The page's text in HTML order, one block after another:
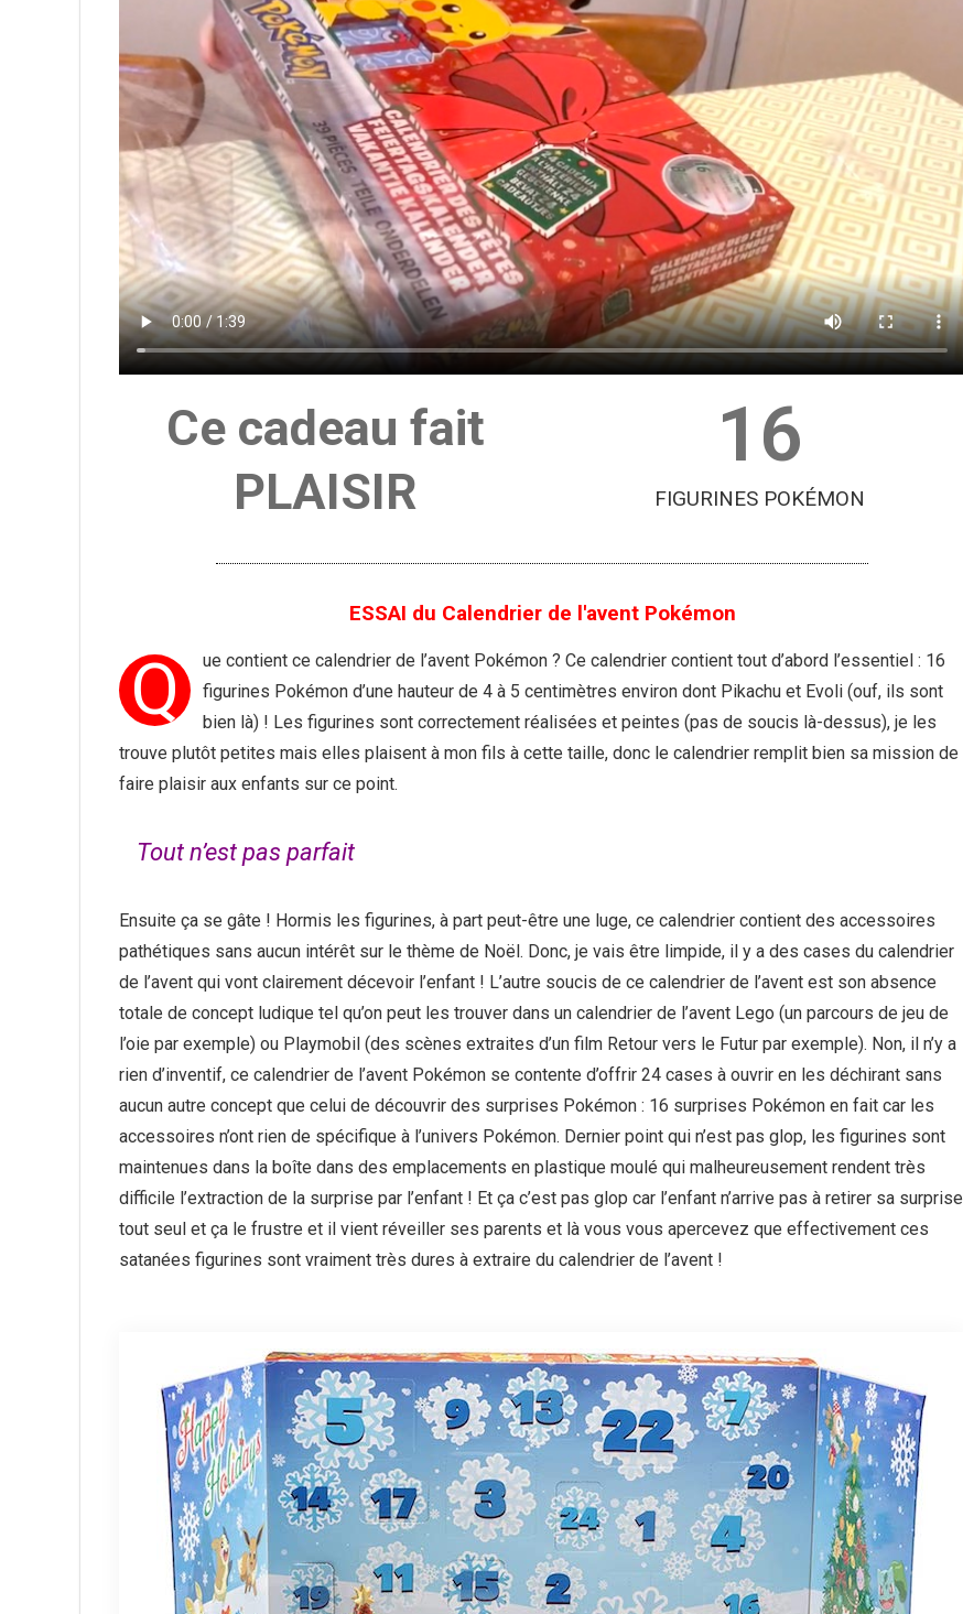
Ce cadeau fait
PLAISIR
16
FIGURINES POKÉMON
ESSAI du Calendrier de l'avent Pokémon
Q
ue contient ce calendrier de l’avent Pokémon ? Ce calendrier contient tout d’abord l’essentiel : 16
figurines Pokémon d’une hauteur de 4 à 5 centimètres environ dont Pikachu et Evoli (ouf, ils sont
bien là) ! Les figurines sont correctement réalisées et peintes (pas de soucis là-dessus), je les
trouve plutôt petites mais elles plaisent à mon fils à cette taille, donc le calendrier remplit bien sa mission de
faire plaisir aux enfants sur ce point.
Tout n’est pas parfait
Ensuite ça se gâte ! Hormis les figurines, à part peut-être une luge, ce calendrier contient des accessoires
pathétiques sans aucun intérêt sur le thème de Noël. Donc, je vais être limpide, il y a des cases du calendrier
de l’avent qui vont clairement décevoir l’enfant ! L’autre soucis de ce calendrier de l’avent est son absence
totale de concept ludique tel qu’on peut les trouver dans un calendrier de l’avent Lego (un parcours de jeu de
l’oie par exemple) ou Playmobil (des scènes extraites d’un film Retour vers le Futur par exemple). Non, il n’y a
rien d’inventif, ce calendrier de l’avent Pokémon se contente d’offrir 24 cases à ouvrir en les déchirant sans
aucun autre concept que celui de découvrir des surprises Pokémon : 16 surprises Pokémon en fait car les
accessoires n’ont rien de spécifique à l’univers Pokémon. Dernier point qui n’est pas glop, les figurines sont
maintenues dans la boîte dans des emplacements en plastique moulé qui malheureusement rendent très
difficile l’extraction de la surprise par l’enfant ! Et ça c’est pas glop car l’enfant n’arrive pas à retirer sa surprise
tout seul et ça le frustre et il vient réveiller ses parents et là vous vous apercevez que effectivement ces
satanées figurines sont vraiment très dures à extraire du calendrier de l’avent !